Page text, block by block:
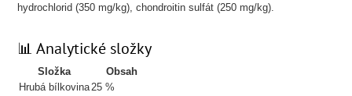
hydrochlorid (350 mg/kg), chondroitin sulfát (250 mg/kg).
📊 Analytické složky
Složka
Obsah
Hrubá bílkovina25 %